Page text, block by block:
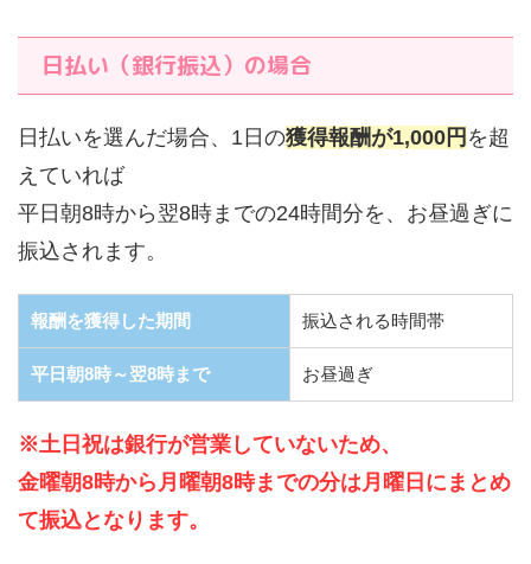
日払い（銀行振込）の場合
日払いを選んだ場合、1日の獲得報酬が1,000円 を超
えていれば
平日朝8時から翌8時までの24時間分を、お昼過ぎに
振込されます。
報酬を獲得した期間 振込される時間帯
平日朝8時～翌8時まで お昼過ぎ
※土日祝は銀行が営業していないため、
金曜朝8時から月曜朝8時までの分は月曜日にまとめ
て振込となります。